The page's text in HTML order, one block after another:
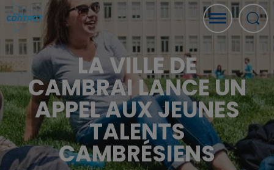
LA VILLE DE
CAMBRAI LANCE UN
APPEL AUX JEUNES
TALENTS
CAMBRÉSIENS